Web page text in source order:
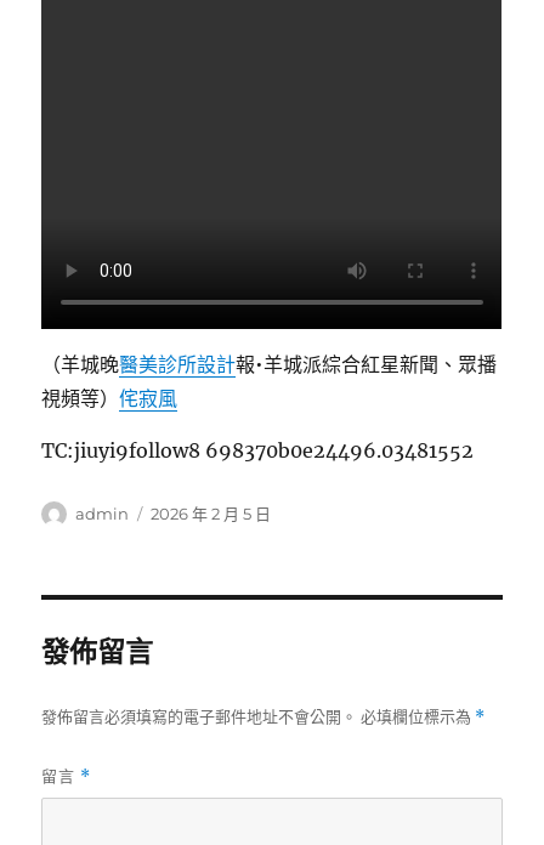
（羊城晚醫美診所設計報•羊城派綜合紅星新聞、眾播
視頻等）侘寂風
TC:jiuyi9follow8 698370b0e24496.03481552
作
admin
發
2026 年 2 月 5 日
發佈留言
發佈留言必須填寫的電子郵件地址不會公開。 必填欄位標示為 *
留言 *